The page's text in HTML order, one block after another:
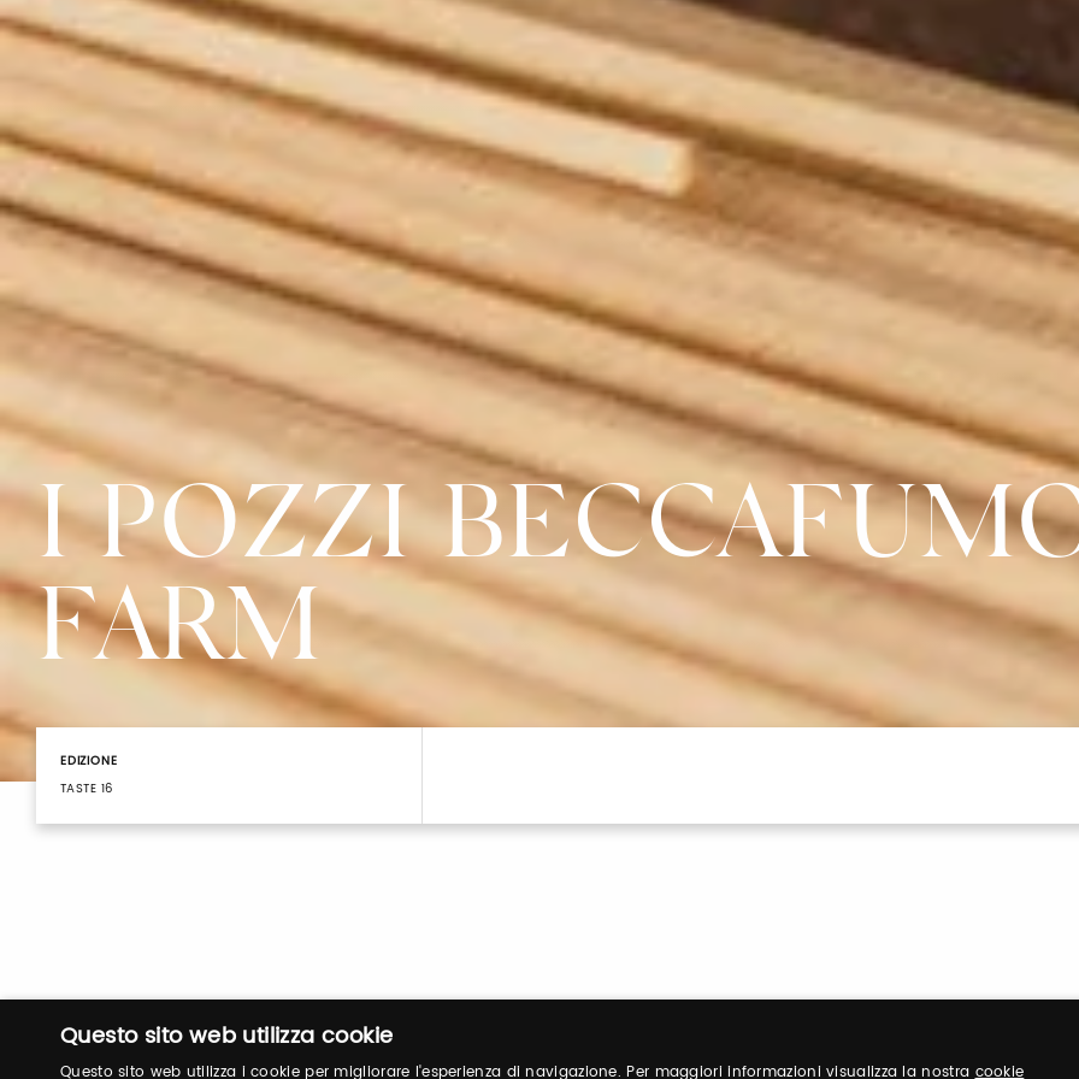
I POZZI
FARM
EDIZIONE
TASTE 16
Questo sito web utilizza cookie
Questo sito web utilizza i cookie per migliorare l'esperienza di navigazione. Per maggiori informazioni visualizza la nostracookie